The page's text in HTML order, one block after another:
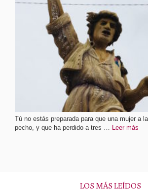
Tú no estás preparada para que una mujer a
pecho, y que ha perdido a tres … Leer más
LOS MÁS LEÍDOS